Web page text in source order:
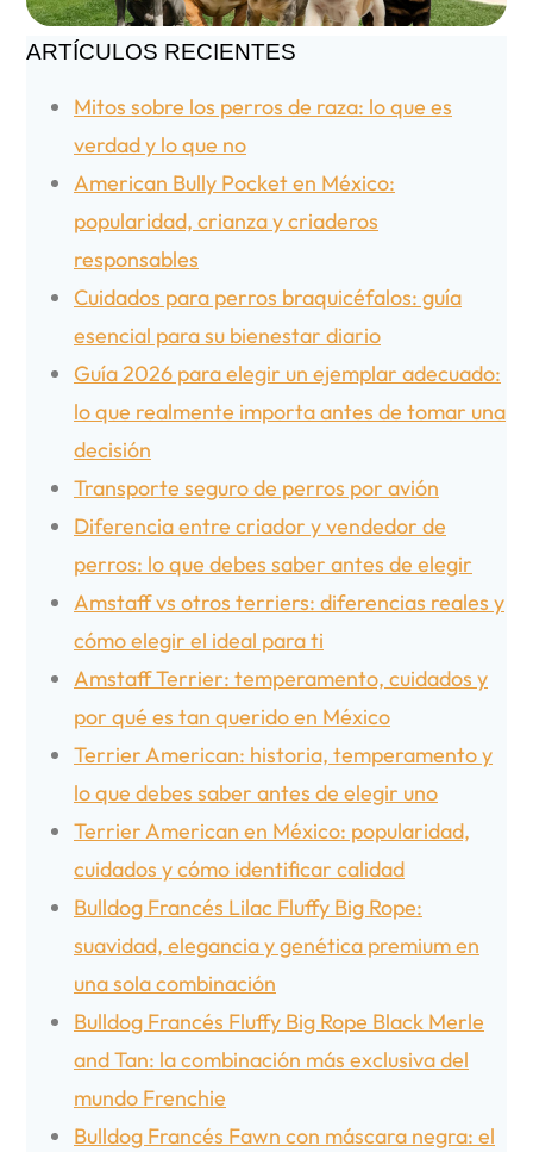
ARTÍCULOS RECIENTES
Mitos sobre los perros de raza: lo que es
verdad y lo que no
American Bully Pocket en México:
popularidad, crianza y criaderos
responsables
Cuidados para perros braquicéfalos: guía
esencial para su bienestar diario
Guía 2026 para elegir un ejemplar adecuado:
lo que realmente importa antes de tomar una
decisión
Transporte seguro de perros por avión
Diferencia entre criador y vendedor de
perros: lo que debes saber antes de elegir
Amstaff vs otros terriers: diferencias reales y
cómo elegir el ideal para ti
Amstaff Terrier: temperamento, cuidados y
por qué es tan querido en México
Terrier American: historia, temperamento y
lo que debes saber antes de elegir uno
Terrier American en México: popularidad,
cuidados y cómo identificar calidad
Bulldog Francés Lilac Fluffy Big Rope:
suavidad, elegancia y genética premium en
una sola combinación
Bulldog Francés Fluffy Big Rope Black Merle
and Tan: la combinación más exclusiva del
mundo Frenchie
Bulldog Francés Fawn con máscara negra: el